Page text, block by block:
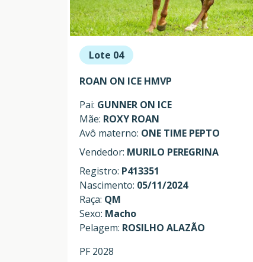
Lote 04
ROAN ON ICE HMVP
Pai: GUNNER ON ICE
Mãe: ROXY ROAN
Avô materno: ONE TIME PEPTO
Vendedor: MURILO PEREGRINA
Registro: P413351
Nascimento: 05/11/2024
Raça: QM
Sexo: Macho
Pelagem: ROSILHO ALAZÃO
PF 2028